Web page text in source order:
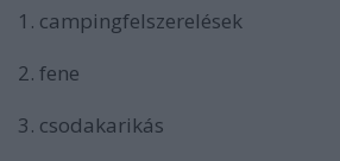
1. campingfelszerelések
2. fene
3. csodakarikás